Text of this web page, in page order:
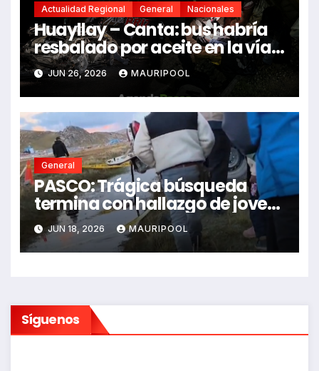
Actualidad Regional General Nacionales
Huayllay – Canta: bus habría
resbalado por aceite en la vía e
impactó auto siniestrado
dejando dos fallecidos
JUN 26, 2026 MAURIPOOL
General
PASCO: Trágica búsqueda
termina con hallazgo de joven
sin vida en Rancas
JUN 18, 2026 MAURIPOOL
Síguenos